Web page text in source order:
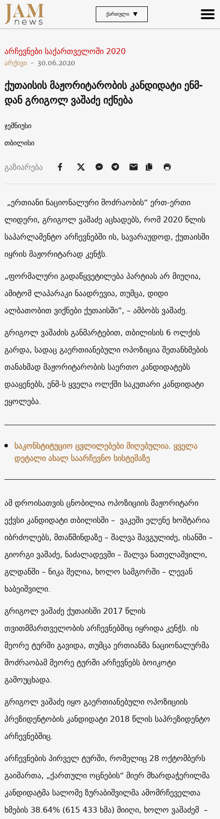
ᲥᲐᲠᲗᲣᲚᲘ
არჩევნები საქართველოში 2020
არქივი - 30.06.2020
ქუთაისის მაჟორიტარობის კანდიდატი ენმ-
დან გრიგოლ ვაშაძე იქნება
ჯემნიუსი
თბილისი
გაზიარება
„ერთიანი ნაციონალური მოძრაობის“ ერთ-ერთი
ლიდერი, გრიგოლ ვაშაძე აცხადებს, რომ 2020 წლის
საპარლამენტო არჩევნებში ის, სავარაუდოდ, ქუთაისში
იყრის მაჟორიტარად კენჭს.
„ფორმალური გადაწყვეტილება პარტიას არ მიუღია,
ამიტომ ლაპარაკი ნაადრევია, თუმცა, დიდი
ალბათობით ვიქნები ქუთაისში”, – ამბობს ვაშაძე.
გრიგოლ ვაშაძის განმარტებით, თბილისის 6 ოლქის
გარდა, სადაც გაერთიანებული ოპოზიცია შეთანხმების
თანახმად მაჟორიტარობის საერთო კანდიდატებს
დააყენებს, ენმ-ს ყველა ოლქში საკუთარი კანდიდატი
ეყოლება.
საკონსტიტუციო ცვლილებები მიღებულია. ყველა
დეტალი ახალ საარჩევნო სისტემაზე
ამ დროისათვის ცნობილია ოპოზიციის მაჟორიტარი
ექვსი კანდიდატი თბილისში – ვაკეში ელენე ხოშტარია
იბრძოლებს, მთაწმინდაზე – შალვა შავგულიძე, ისანში –
გიორგი ვაშაძე, ნაძალადევში – შალვა ნათელაშვილი,
გლდანში – ნიკა მელია, ხოლო სამგორში – ლევან
ხაბეიშვილი.
გრიგოლ ვაშაძე ქუთაისში 2017 წლის
თვითმმართველობის არჩევნებშიც იყრიდა კენჭს. ის
მეორე ტურში გავიდა, თუმცა ერთიანმა ნაციონალურმა
მოძრაობამ მეორე ტურში არჩევნებს ბოიკოტი
გამოუცხადა.
გრიგოლ ვაშაძე იყო გაერთიანებული ოპოზიციის
პრეზიდენტობის კანდიდატი 2018 წლის საპრეზიდენტო
არჩევნებშიც.
არჩევნების პირველ ტურში, რომელიც 28 ოქტომბერს
გაიმართა, „ქართული ოცნების“ მიერ მხარდაჭერილმა
კანდიდატმა სალომე ზურაბიშვილმა ამომრჩეველთა
ხმების 38.64% (615 433 ხმა) მიიღი, ხოლო ვაშაძემ –